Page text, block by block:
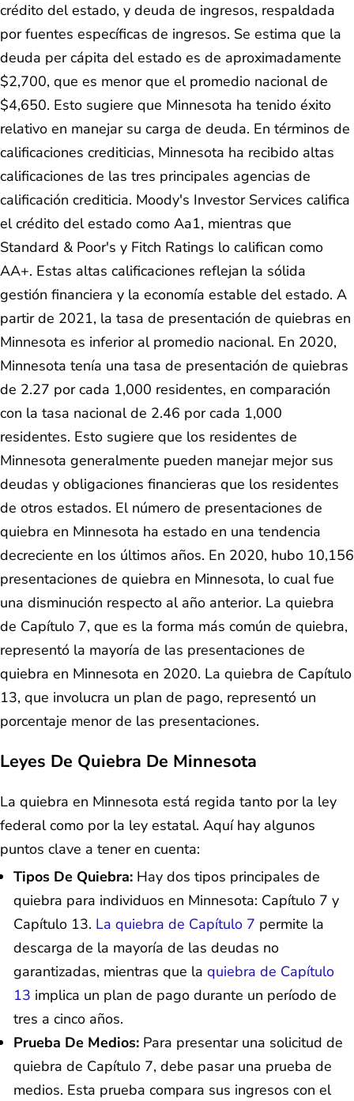
crédito del estado, y deuda de ingresos, respaldada
por fuentes específicas de ingresos. Se estima que la
deuda per cápita del estado es de aproximadamente
$2,700, que es menor que el promedio nacional de
$4,650. Esto sugiere que Minnesota ha tenido éxito
relativo en manejar su carga de deuda. En términos de
calificaciones crediticias, Minnesota ha recibido altas
calificaciones de las tres principales agencias de
calificación crediticia. Moody's Investor Services califica
el crédito del estado como Aa1, mientras que
Standard & Poor's y Fitch Ratings lo califican como
AA+. Estas altas calificaciones reflejan la sólida
gestión financiera y la economía estable del estado. A
partir de 2021, la tasa de presentación de quiebras en
Minnesota es inferior al promedio nacional. En 2020,
Minnesota tenía una tasa de presentación de quiebras
de 2.27 por cada 1,000 residentes, en comparación
con la tasa nacional de 2.46 por cada 1,000
residentes. Esto sugiere que los residentes de
Minnesota generalmente pueden manejar mejor sus
deudas y obligaciones financieras que los residentes
de otros estados. El número de presentaciones de
quiebra en Minnesota ha estado en una tendencia
decreciente en los últimos años. En 2020, hubo 10,156
presentaciones de quiebra en Minnesota, lo cual fue
una disminución respecto al año anterior. La quiebra
de Capítulo 7, que es la forma más común de quiebra,
representó la mayoría de las presentaciones de
quiebra en Minnesota en 2020. La quiebra de Capítulo
13, que involucra un plan de pago, representó un
porcentaje menor de las presentaciones.
Leyes De Quiebra De Minnesota
La quiebra en Minnesota está regida tanto por la ley
federal como por la ley estatal. Aquí hay algunos
puntos clave a tener en cuenta:
Tipos De Quiebra: Hay dos tipos principales de
quiebra para individuos en Minnesota: Capítulo 7 y
Capítulo 13. La quiebra de Capítulo 7 permite la
descarga de la mayoría de las deudas no
garantizadas, mientras que la quiebra de Capítulo
13 implica un plan de pago durante un período de
tres a cinco años.
Prueba De Medios: Para presentar una solicitud de
quiebra de Capítulo 7, debe pasar una prueba de
medios. Esta prueba compara sus ingresos con el